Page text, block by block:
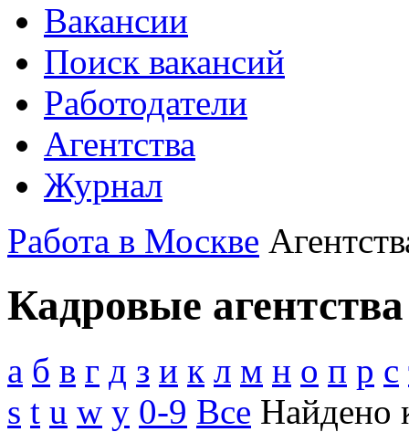
Вакансии
Поиск вакансий
Работодатели
Агентства
Журнал
Работа в Москве
Кадровые
а б в г д з и к л м н о п р с
s t u w y 0-9 Все Найдено